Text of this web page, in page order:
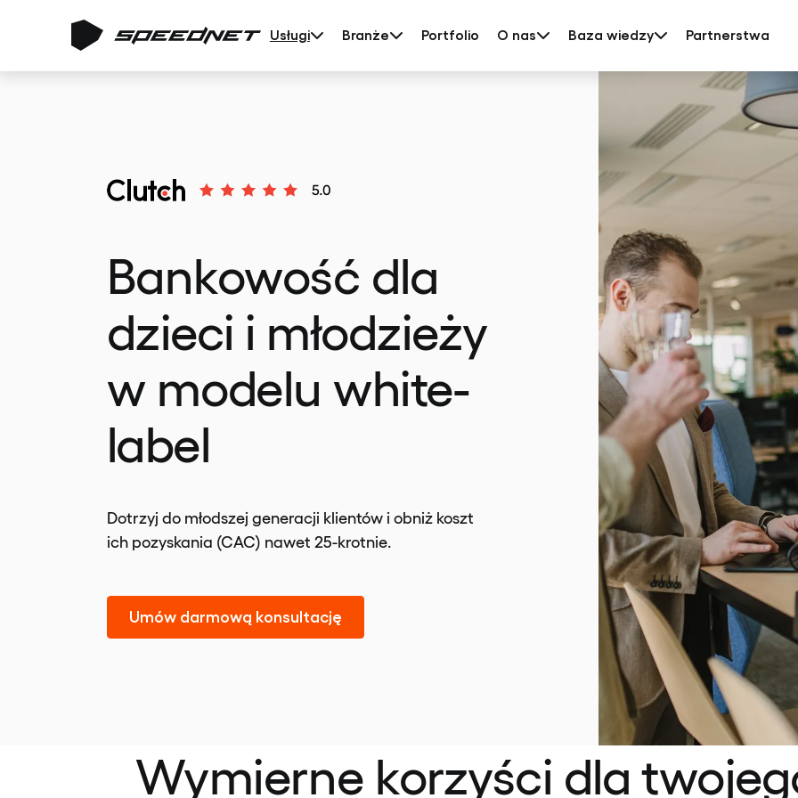
Usługi Branże Portfolio O nas Baza wiedzy Partnerstwa
Bankowość dla
dzieci i młodzieży
w modelu white-
label
Dotrzyj do młodszej generacji klientów i obniż koszt
ich pozyskania (CAC) nawet 25-krotnie.
Umów darmową konsultację
Wymierne korzyści dla